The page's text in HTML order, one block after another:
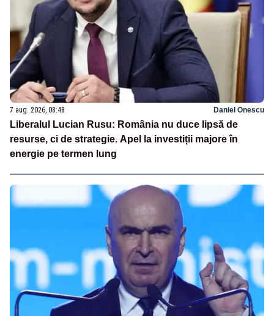
7 aug. 2026, 08:48 Daniel Onescu
Liberalul Lucian Rusu: România nu duce lipsă de
resurse, ci de strategie. Apel la investiții majore în
energie pe termen lung